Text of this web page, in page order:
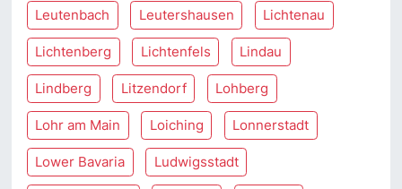
Leutenbach Leutershausen Lichtenau
Lichtenberg Lichtenfels Lindau
Lindberg Litzendorf Lohberg
Lohr am Main Loiching Lonnerstadt
Lower Bavaria Ludwigsstadt